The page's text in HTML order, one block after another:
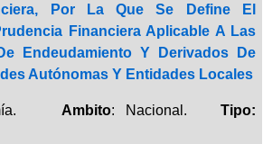
Por La Que Se Define El
Financiera Aplicable A Las
Endeudamiento Y Derivados De
Autónomas Y Entidades Locales
Ambito: Nacional.Tipo: